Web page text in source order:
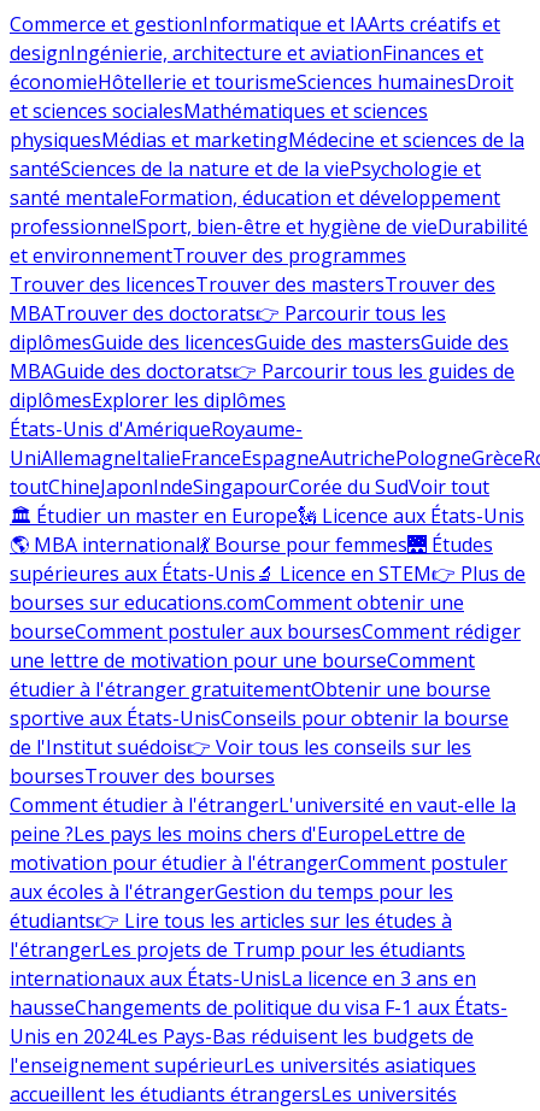
Commerce et gestionInformatique et IAArts créatifs et
designIngénierie, architecture et aviationFinances et
économieHôtellerie et tourismeSciences humainesDroit
et sciences socialesMathématiques et sciences
physiquesMédias et marketingMédecine et sciences de la
santéSciences de la nature et de la viePsychologie et
santé mentaleFormation, éducation et développement
professionnelSport, bien-être et hygiène de vieDurabilité
et environnementTrouver des programmes
Trouver des licencesTrouver des mastersTrouver des
MBATrouver des doctorats👉 Parcourir tous les
diplômesGuide des licencesGuide des mastersGuide des
MBAGuide des doctorats👉 Parcourir tous les guides de
diplômesExplorer les diplômes
États-Unis d'AmériqueRoyaume-
UniAllemagneItalieFranceEspagneAutrichePologneGrèce
toutChineJaponIndeSingapourCorée du SudVoir tout
🏛 Étudier un master en Europe🗽 Licence aux États-Unis
🌎 MBA international💃 Bourse pour femmes🌉 Études
supérieures aux États-Unis🔬 Licence en STEM👉 Plus de
bourses sur educations.comComment obtenir une
bourseComment postuler aux boursesComment rédiger
une lettre de motivation pour une bourseComment
étudier à l'étranger gratuitementObtenir une bourse
sportive aux États-UnisConseils pour obtenir la bourse
de l'Institut suédois👉 Voir tous les conseils sur les
boursesTrouver des bourses
Comment étudier à l'étrangerL'université en vaut-elle la
peine ?Les pays les moins chers d'EuropeLettre de
motivation pour étudier à l'étrangerComment postuler
aux écoles à l'étrangerGestion du temps pour les
étudiants👉 Lire tous les articles sur les études à
l'étrangerLes projets de Trump pour les étudiants
internationaux aux États-UnisLa licence en 3 ans en
hausseChangements de politique du visa F-1 aux États-
Unis en 2024Les Pays-Bas réduisent les budgets de
l'enseignement supérieurLes universités asiatiques
accueillent les étudiants étrangersLes universités